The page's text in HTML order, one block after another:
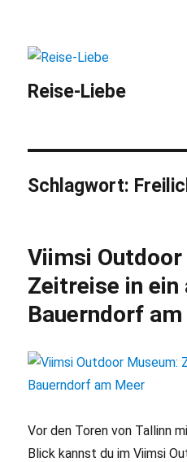
Reise-Liebe
Schlagwort:
Viimsi
Zeitreise in ein
Bauerndorf
Vor den Toren von Tallinn
Blick kannst du im Viimsi